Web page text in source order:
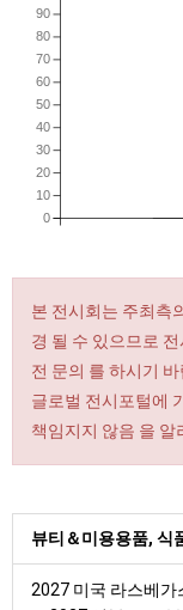
0
10
20
30
40
50
60
70
80
90
본 전시회는 주최측
경 될 수 있으므로
전 문의 를 하시기
글로벌 전시포털에
책임지지 않음 을 알
뷰티＆미용용품, 식
2027 미국 라스베가